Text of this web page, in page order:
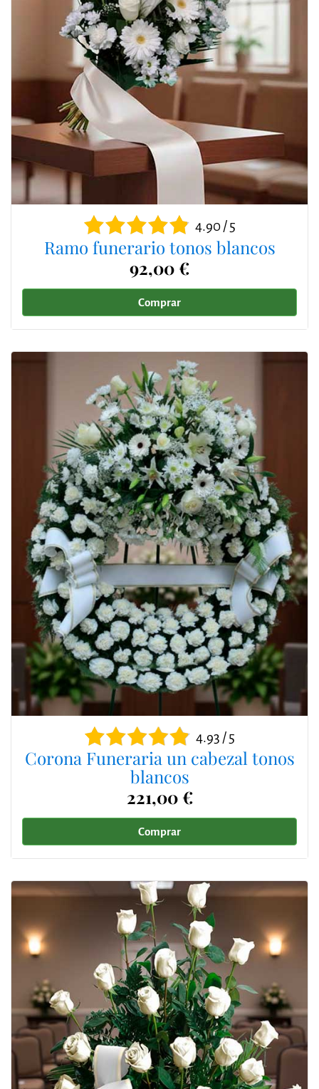
4.90 / 5
Ramo funerario tonos blancos
92,00 €
Comprar
4.93 / 5
Corona Funeraria un cabezal tonos
blancos
221,00 €
Comprar